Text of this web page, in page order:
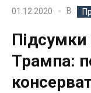
01.12.2020 В
Трампа: